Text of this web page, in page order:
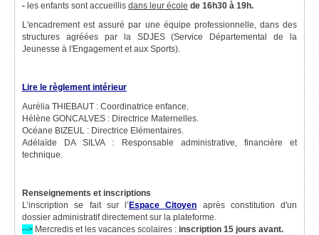
- les enfants sont accueillis dans leur école de 16h30 à 19h.
L'encadrement est assuré par une équipe professionnelle, dans des
structures agréées par la SDJES (Service Départemental de la
Jeunesse à l'Engagement et aux Sports).
Lire le règlement intérieur
Aurélia THIEBAUT : Coordinatrice enfance.
Hélène GONCALVES : Directrice Maternelles.
Océane BIZEUL : Directrice Elémentaires.
Adélaïde DA SILVA : Responsable administrative, financière et
technique.
Renseignements et inscriptions
L’inscription se fait sur l’ Espace Citoyen après constitution d'un
dossier administratif directement sur la plateforme.
--> Mercredis et les vacances scolaires : inscription 15 jours avant.